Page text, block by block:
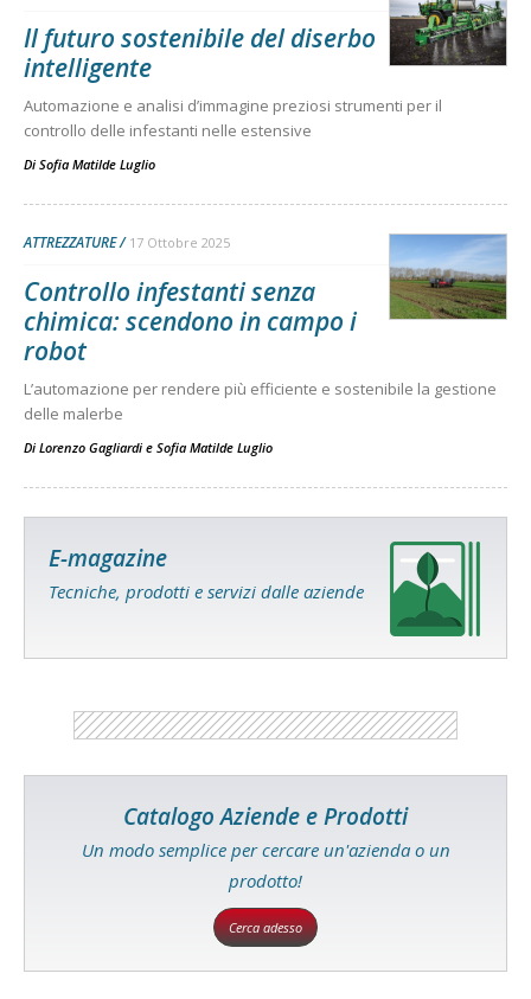
Il futuro sostenibile del diserbo
intelligente
Automazione e analisi d’immagine preziosi strumenti per il
controllo delle infestanti nelle estensive
Di Sofia Matilde Luglio
ATTREZZATURE 17 Ottobre 2025
Controllo infestanti senza
chimica: scendono in campo i
robot
L’automazione per rendere più efficiente e sostenibile la gestione
delle malerbe
Di Lorenzo Gagliardi e Sofia Matilde Luglio
E-magazine
Tecniche, prodotti e servizi dalle aziende
Catalogo Aziende e Prodotti
Un modo semplice per cercare un'azienda o un
prodotto!
Cerca adesso